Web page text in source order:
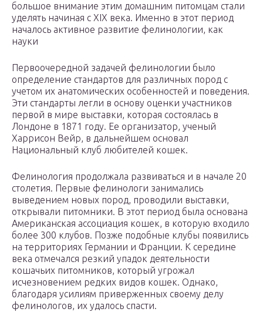
большое внимание этим домашним питомцам стали
уделять начиная с XIX века. Именно в этот период
началось активное развитие фелинологии, как
науки
Первоочередной задачей фелинологии было
определение стандартов для различных пород с
учетом их анатомических особенностей и поведения.
Эти стандарты легли в основу оценки участников
первой в мире выставки, которая состоялась в
Лондоне в 1871 году. Ее организатор, ученый
Харрисон Вейр, в дальнейшем основал
Национальный клуб любителей кошек.
Фелинология продолжала развиваться и в начале 20
столетия. Первые фелинологи занимались
выведением новых пород, проводили выставки,
открывали питомники. В этот период была основана
Американская ассоциация кошек, в которую входило
более 300 клубов. Позже подобные клубы появились
на территориях Германии и Франции. К середине
века отмечался резкий упадок деятельности
кошачьих питомников, который угрожал
исчезновением редких видов кошек. Однако,
благодаря усилиям приверженных своему делу
фелинологов, их удалось спасти.